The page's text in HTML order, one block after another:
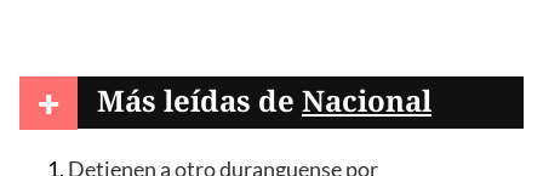
+ Más leídas de Nacional
Detienen a otro duranguense por